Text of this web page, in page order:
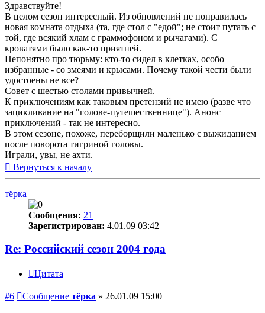
Здравствуйте!
В целом сезон интересный. Из обновлений не понравилась
новая комната отдыха (та, где стол с "едой"; не стоит путать с
той, где всякий хлам с граммофоном и рычагами). С
кроватями было как-то приятней.
Непонятно про тюрьму: кто-то сидел в клетках, особо
избранные - со змеями и крысами. Почему такой чести были
удостоены не все?
Совет с шестью столами привычней.
К приключениям как таковым претензий не имею (разве что
зацикливание на "голове-путешественнице"). Анонс
приключений - так не интересно.
В этом сезоне, похоже, переборщили маленько с выжиданием
после поворота тигриной головы.
Играли, увы, не ахти.
Вернуться к началу
тёрка
Сообщения: 21
Зарегистрирован: 4.01.09 03:42
Re: Российский сезон 2004 года
Цитата
#6 Сообщение тёрка » 26.01.09 15:00